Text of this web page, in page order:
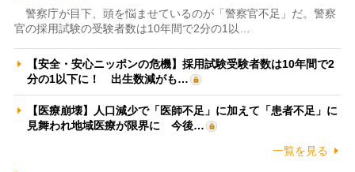
警察庁が目下、頭を悩ませているのが「警察官不足」だ。警察
官の採用試験の受験者数は10年間で2分の1以…
【安全・安心ニッポンの危機】採用試験受験者数は10年間で2
分の1以下に！ 出生数減がも…
【医療崩壊】人口減少で「医師不足」に加えて「患者不足」に
見舞われ地域医療が限界に 今後…
一覧を見る